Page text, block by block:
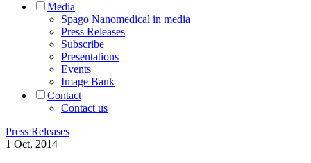
Media
Spago Nanomedical in media
Press Releases
Subscribe
Presentations
Events
Image Bank
Contact
Contact us
Press Releases
1 Oct, 2014